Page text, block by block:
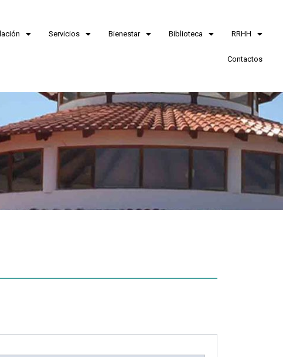
Servicios Bienestar Biblioteca RRHH
Contactos